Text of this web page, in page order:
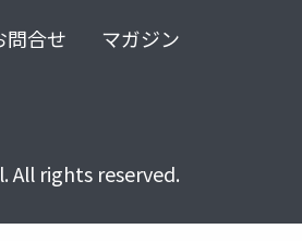
問合せ マガジン
All rights reserved.